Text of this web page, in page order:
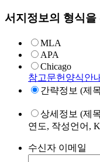
서지정보의 형식을
MLA
APA
Chicago
참고문헌양식안
간략정보 (제
상세정보 (제
연도, 작성언어,
수신자 이메일